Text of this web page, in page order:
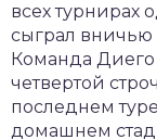
всех турнирах
сыграл
Команда
четвертой
последнем
домашнем